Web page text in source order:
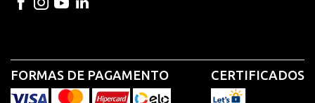
FORMAS DE PAGAMENTO CERTIFICADOS